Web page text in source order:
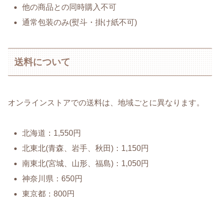
他の商品との同時購入不可
通常包装のみ(熨斗・掛け紙不可)
送料について
オンラインストアでの送料は、地域ごとに異なります。
北海道：1,550円
北東北(青森、岩手、秋田)：1,150円
南東北(宮城、山形、福島)：1,050円
神奈川県：650円
東京都：800円